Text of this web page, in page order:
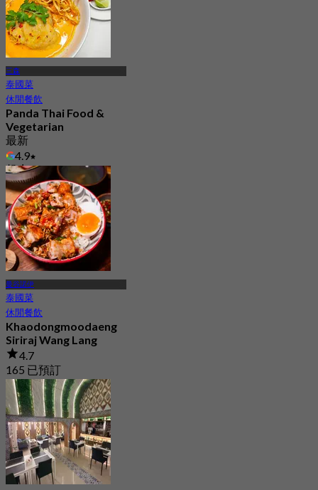
三森
泰國菜
休閒餐飲
Panda Thai Food &
Vegetarian
最新
4.9
起฿ 287.5
曼谷諾伊
泰國菜
休閒餐飲
Khaodongmoodaeng
Siriraj Wang Lang
4.7
165 已預訂
起 ฿ 324.75